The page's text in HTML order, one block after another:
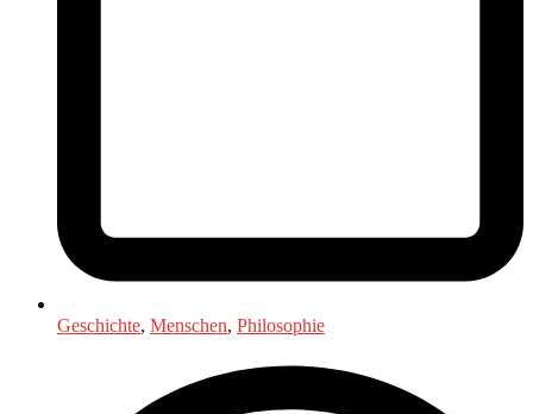
Geschichte, Menschen, Philosophie